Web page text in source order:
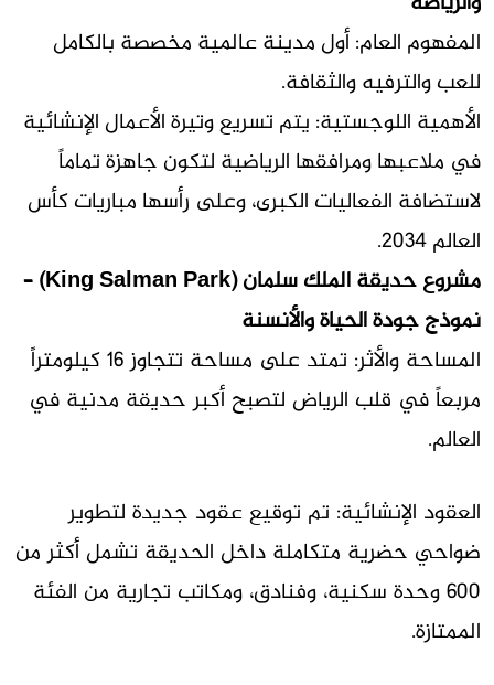
المفهوم العام: أول مدينة عالمية مخصصة بالكامل
للعب والترفيه والثقافة.
الأهمية اللوجستية: يتم تسريع وتيرة الأعمال الإنشائية
في ملاعبها ومرافقها الرياضية لتكون جاهزة تماماً
لاستضافة الفعاليات الكبرى، وعلى رأسها مباريات كأس
العالم 2034.
مشروع حديقة الملك سلمان (King Salman Park) –
نموذج جودة الحياة والأنسنة
المساحة والأثر:
تمتد على مساحة تتجاوز 16 كيلومتراً
مربعاً في قلب الرياض لتصبح أكبر حديقة مدنية في
العالم.
العقود الإنشائية: تم توقيع عقود جديدة لتطوير
ضواحي حضرية متكاملة داخل الحديقة تشمل أكثر من
600 وحدة سكنية، وفنادق، ومكاتب تجارية من الفئة
الممتازة.